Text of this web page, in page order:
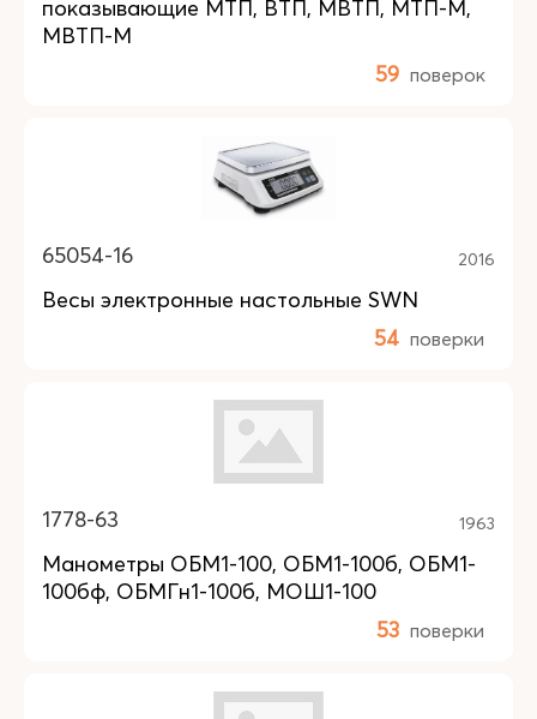
показывающие МТП, ВТП, МВТП, МТП-М,
МВТП-М
59 поверок
65054-16 2016
Весы электронные настольные SWN
54 поверки
1778-63 1963
Манометры ОБМ1-100, ОБМ1-100б, ОБМ1-
100бф, ОБМГн1-100б, МОШ1-100
53 поверки